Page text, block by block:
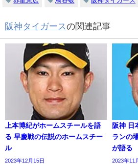
阪神タイガースの関連記事
上本博紀がホームスチールを語
る 早慶戦の伝説のホームスチー
ル
2023年12月15日
阪神 日
ランの
が語る
2023年11